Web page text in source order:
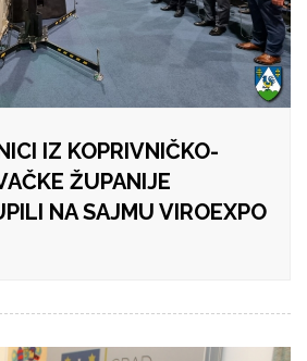
IZ KOPRIVNIČKO-
ŽUPANIJE
NA SAJMU VIROEXPO